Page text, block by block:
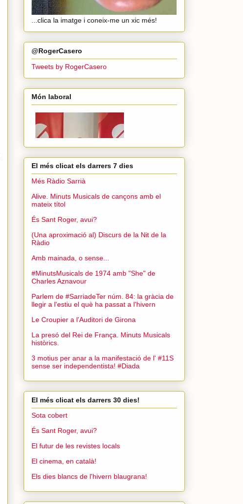
...clica la imatge i coneix-me un xic més!
@RogerCasero
Tweets by RogerCasero
Món laboral
El més clicat els darrers 7 dies
Més Ràdio Sarrià
Alive. Minuts Musicals de cançons amb el
mateix títol
És Sant Roger, avui?
(Una aproximació al) Discurs de la Nit de la
Ràdio
Amb mainada, o sense...
#MinutsMusicals de 1974 amb "She" de
Charles Aznavour
Parlem de #SarriadeTer núm. 84: la gràcia de
llegir a l'estiu el què ha passat a l'hivern
Le Croupier a l'Auditori de Girona
La presó del Rei de França. Minuts Musicals
històrics.
3 motius per anar a la manifestació de l' #11S
sense ser independentista! #Diada
El més clicat els darrers 30 dies!
Sota cobert
És Sant Roger, avui?
El futur de les revistes locals
El cinema, en català!
Els dies blancs de l'hivern blaugrana!